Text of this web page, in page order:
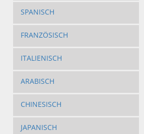
SPANISCH
FRANZÖSISCH
ITALIENISCH
ARABISCH
CHINESISCH
JAPANISCH